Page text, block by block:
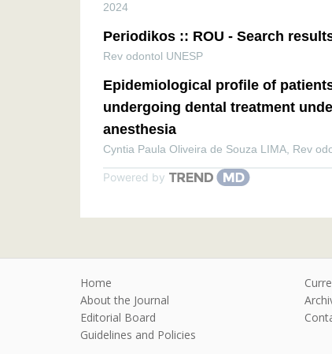
2024
Periodikos :: ROU - Search
Rev odontol UNESP
Epidemiological profile of
undergoing dental treatment
anesthesia
Cyntia Paula Oliveira de Souza LIMA Rev
Powered by
Home
About the Journal
Editorial Board
Guidelines and Policies